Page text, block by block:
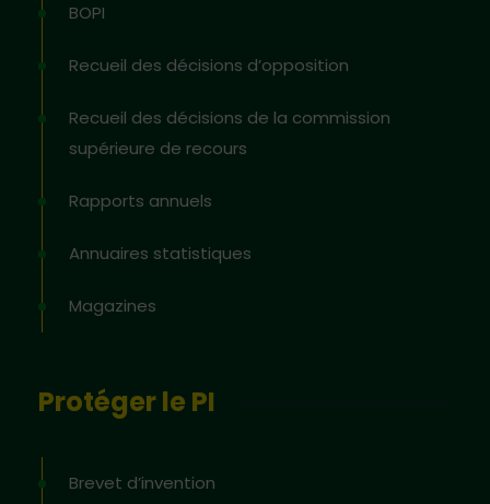
BOPI
Recueil des décisions d’opposition
Recueil des décisions de la commission
supérieure de recours
Rapports annuels
Annuaires statistiques
Magazines
Protéger le PI
Brevet d’invention